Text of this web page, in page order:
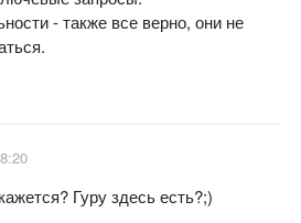
- также все верно, они не
Гуру здесь есть?;)